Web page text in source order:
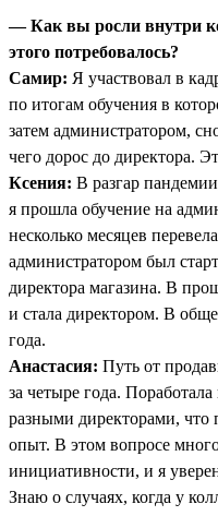
— Как вы росли внутри
этого потребовалось?
Самир: Я участвовал в
по итогам обучения в
затем администратором,
чего дорос до директора.
Ксения: В разгар
я прошла обучение на
несколько месяцев
администратором был
директора магазина. В
и стала директором. В
года.
Анастасия: Путь от
за четыре года.
разными директорами,
опыт. В этом вопросе
инициативности, и я
Знаю о случаях, когда у